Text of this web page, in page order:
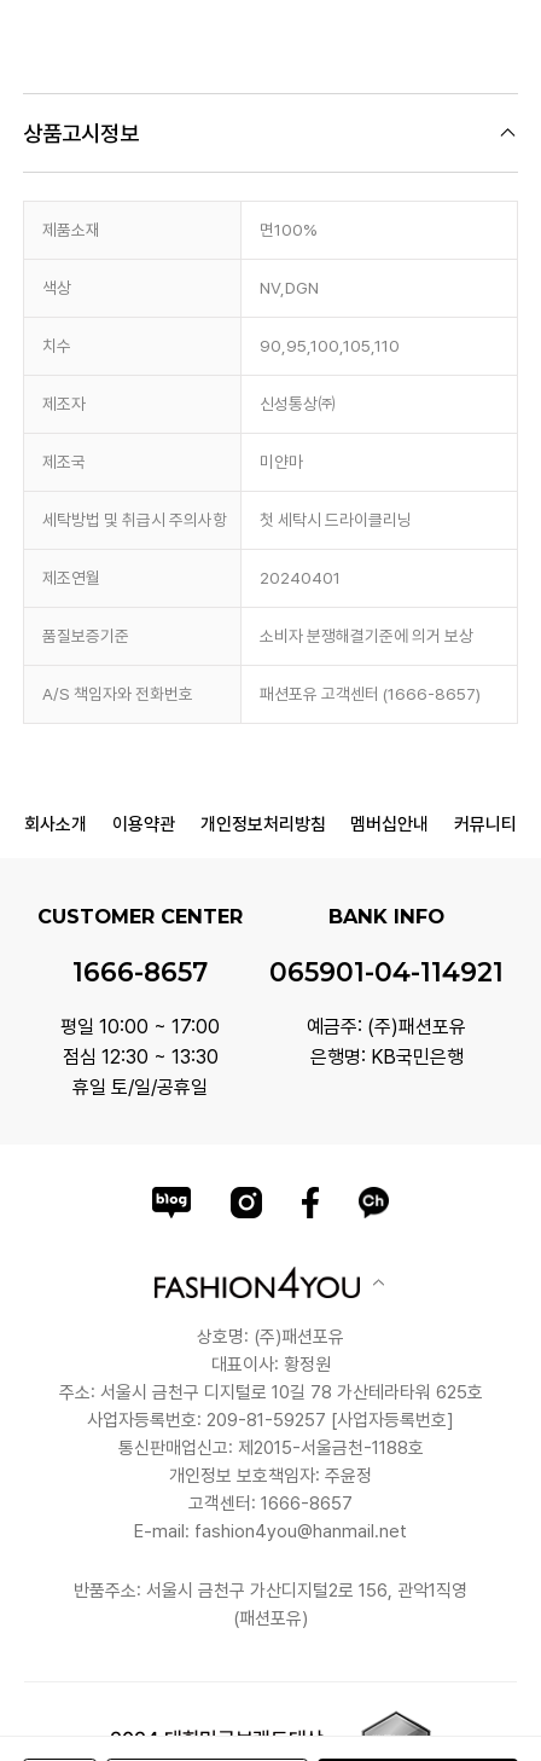
상품고시정보
제품소재 면100%
색상 NV,DGN
치수 90,95,100,105,110
제조자 신성통상㈜
제조국 미얀마
세탁방법 및 취급시 주의사항 첫 세탁시 드라이클리닝
제조연월 20240401
품질보증기준 소비자 분쟁해결기준에 의거 보상
A/S 책임자와 전화번호 패션포유 고객센터 (1666-8657)
회사소개 이용약관 개인정보처리방침 멤버십안내 커뮤니티
CUSTOMER CENTER
1666-8657
평일 10:00 ~ 17:00
점심 12:30 ~ 13:30
휴일 토/일/공휴일
BANK INFO
065901-04-114921
예금주: (주)패션포유
은행명: KB국민은행
상호명: (주)패션포유
대표이사: 황정원
주소: 서울시 금천구 디지털로 10길 78 가산테라타워 625호
사업자등록번호: 209-81-59257 [사업자등록번호]
통신판매업신고: 제2015-서울금천-1188호
개인정보 보호책임자: 주윤정
고객센터: 1666-8657
E-mail: fashion4you@hanmail.net
반품주소: 서울시 금천구 가산디지털2로 156, 관악1직영
(패션포유)